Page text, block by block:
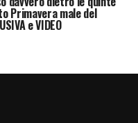
Primavera male del
e VIDEO